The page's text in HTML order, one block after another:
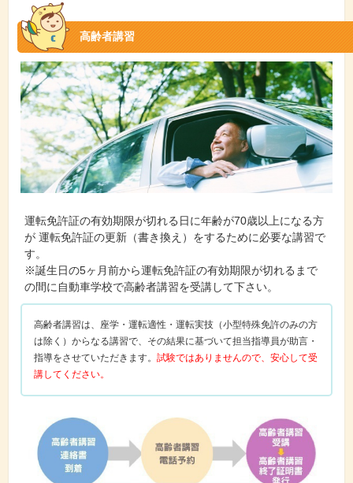
高齢者講習
運転免許証の有効期限が切れる日に年齢が70歳以上になる方
が 運転免許証の更新（書き換え）をするために必要な講習で
す。
※誕生日の5ヶ月前から運転免許証の有効期限が切れるまで
の間に自動車学校で高齢者講習を受講して下さい。
高齢者講習は、座学・運転適性・運転実技（小型特殊免許のみの方
は除く）からなる講習で、その結果に基づいて担当指導員が助言・
指導をさせていただきます。試験ではありませんので、安心して受
講してください。